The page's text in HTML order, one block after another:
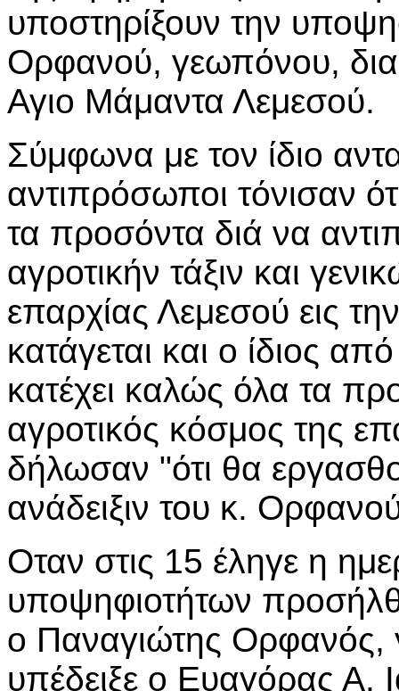
υποστηρίξουν την
Ορφανού, γεωπόνου,
Αγιο Μάμαντα Λεμεσού.
Σύμφωνα με τον ίδιο
αντιπρόσωποι τόνισαν
τα προσόντα διά να
αγροτικήν τάξιν και
επαρχίας Λεμεσού εις
κατάγεται και ο ίδιος
κατέχει καλώς όλα τα
αγροτικός κόσμος της
δήλωσαν "ότι θα
ανάδειξιν του κ.
Οταν στις 15 έληγε η
υποψηφιοτήτων
ο Παναγιώτης Ορφανός,
υπέδειξε ο Ευαγόρας Α.